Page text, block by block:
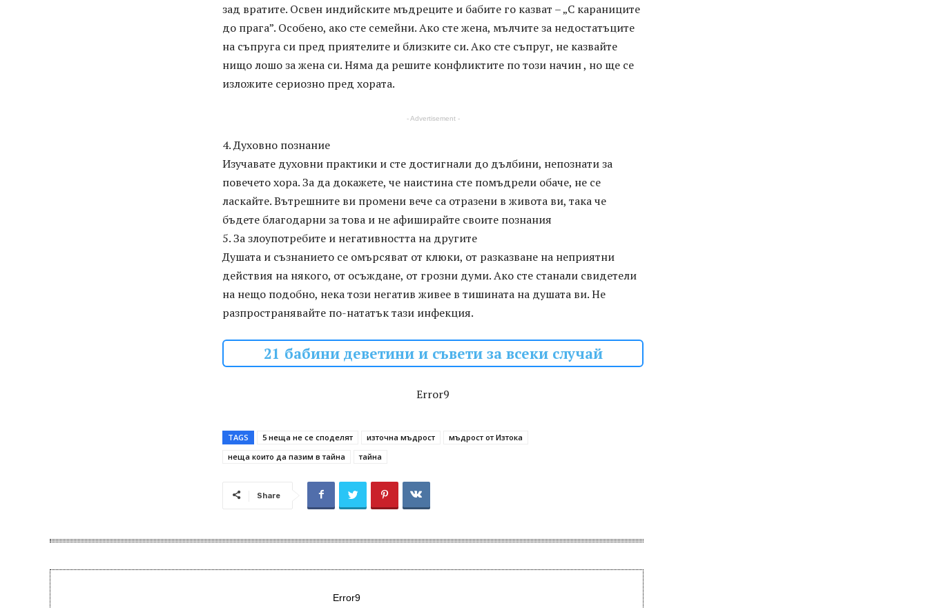
зад вратите. Освен индийските мъдреците и бабите го казват – „С караниците
до прага”. Особено, ако сте семейни. Ако сте жена, мълчите за недостатъците
на съпруга си пред приятелите и близките си. Ако сте съпруг, не казвайте
нищо лошо за жена си. Няма да решите конфликтите по този начин , но ще се
изложите сериозно пред хората.
- Advertisement -
4. Духовно познание
Изучавате духовни практики и сте достигнали до дълбини, непознати за
повечето хора. За да докажете, че наистина сте помъдрели обаче, не се
ласкайте. Вътрешните ви промени вече са отразени в живота ви, така че
бъдете благодарни за това и не афиширайте своите познания
5. За злоупотребите и негативността на другите
Душата и съзнанието се омърсяват от клюки, от разказване на неприятни
действия на някого, от осъждане, от грозни думи. Ако сте станали свидетели
на нещо подобно, нека този негатив живее в тишината на душата ви. Не
разпространявайте по-нататък тази инфекция.
21 бабини деветини и съвети за всеки случай
Error9
TAGS 5 неща не се споделят източна мъдрост
мъдрост от Изтока
неща които да пазим в тайна
тайна
Share
Error9